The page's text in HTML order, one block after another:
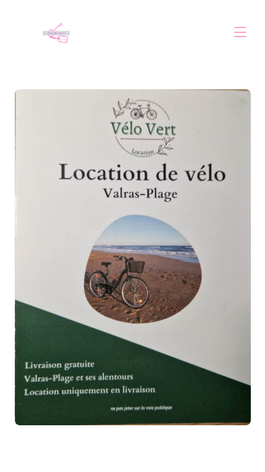
Tutte le proprietà
Contattaci
SERIGNANO ▾
I piccoli extra
Varas-Plage ▾